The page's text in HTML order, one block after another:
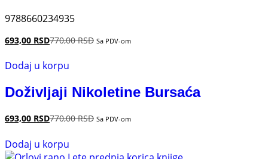
9788660234935
693,00 RSD770,00RSD Sa PDV-om
Dodaj u korpu
Doživljaji Nikoletine Bursaća
693,00 RSD770,00RSD Sa PDV-om
Dodaj u korpu